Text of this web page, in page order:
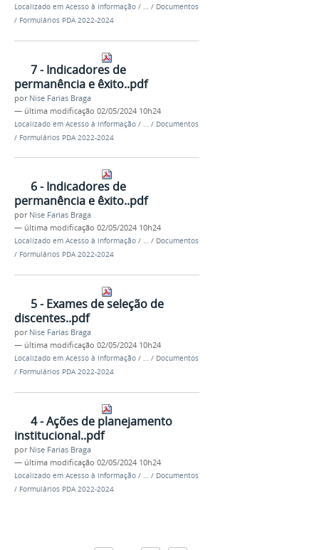
Localizado em Acesso à Informação / … / Documentos
/ Formulários PDA 2022-2024
7 - Indicadores de
permanência e êxito..pdf
por Nise Farias Braga
— última modificação 02/05/2024 10h24
Localizado em Acesso à Informação / … / Documentos
/ Formulários PDA 2022-2024
6 - Indicadores de
permanência e êxito..pdf
por Nise Farias Braga
— última modificação 02/05/2024 10h24
Localizado em Acesso à Informação / … / Documentos
/ Formulários PDA 2022-2024
5 - Exames de seleção de
discentes..pdf
por Nise Farias Braga
— última modificação 02/05/2024 10h24
Localizado em Acesso à Informação / … / Documentos
/ Formulários PDA 2022-2024
4 - Ações de planejamento
institucional..pdf
por Nise Farias Braga
— última modificação 02/05/2024 10h24
Localizado em Acesso à Informação / … / Documentos
/ Formulários PDA 2022-2024